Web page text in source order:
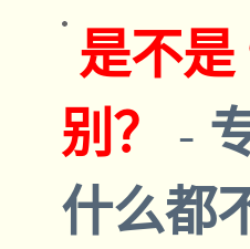
是不
别？ -
什么都